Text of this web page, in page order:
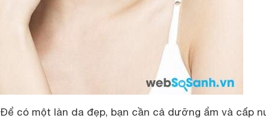
Để có một làn da đẹp, bạn cần cả dưỡng ẩm và cấp